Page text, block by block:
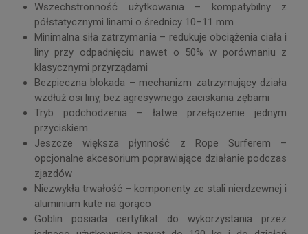
Wszechstronność użytkowania – kompatybilny z
półstatycznymi linami o średnicy 10–11 mm
Minimalna siła zatrzymania – redukuje obciążenia ciała i
liny przy odpadnięciu nawet o 50% w porównaniu z
klasycznymi przyrządami
Bezpieczna blokada – mechanizm zatrzymujący działa
wzdłuż osi liny, bez agresywnego zaciskania zębami
Tryb podchodzenia – łatwe przełączenie jednym
przyciskiem
Jeszcze większa płynność z Rope Surferem –
opcjonalne akcesorium poprawiające działanie podczas
zjazdów
Niezwykła trwałość – komponenty ze stali nierdzewnej i
aluminium kute na gorąco
Goblin posiada certyfikat do wykorzystania przez